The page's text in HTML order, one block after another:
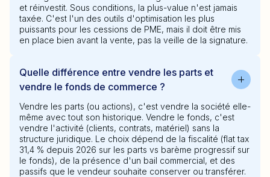
et réinvestit. Sous conditions, la plus-value n'est jamais
taxée. C'est l'un des outils d'optimisation les plus
puissants pour les cessions de PME, mais il doit être mis
en place bien avant la vente, pas la veille de la signature.
Quelle différence entre vendre les parts et
vendre le fonds de commerce ?
Vendre les parts (ou actions), c'est vendre la société elle-
même avec tout son historique. Vendre le fonds, c'est
vendre l'activité (clients, contrats, matériel) sans la
structure juridique. Le choix dépend de la fiscalité (flat tax
31,4 % depuis 2026 sur les parts vs barème progressif sur
le fonds), de la présence d'un bail commercial, et des
passifs que le vendeur souhaite conserver ou transférer.